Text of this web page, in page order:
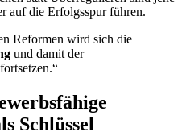
auf die Erfolgsspur führen.
Reformen wird sich die
und damit der
Schlüssel